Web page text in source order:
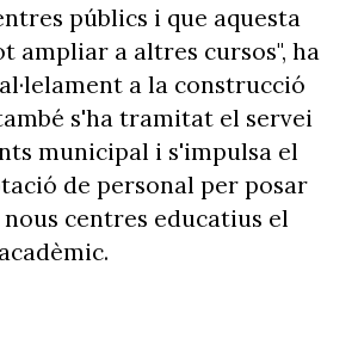
públics i que aquesta
ampliar a altres cursos", ha
a la construcció
s'ha tramitat el servei
municipal i s'impulsa el
de personal per posar
centres educatius el